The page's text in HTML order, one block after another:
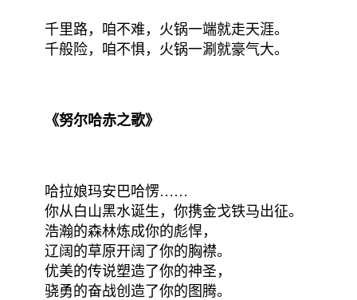
千里路，咱不难，火锅一端就走天涯。
千般险，咱不惧，火锅一涮就豪气大。
《努尔哈赤之歌》
哈拉娘玛安巴哈愣……
你从白山黑水诞生，你携金戈铁马出征。
浩瀚的森林炼成你的彪悍，
辽阔的草原开阔了你的胸襟。
优美的传说塑造了你的神圣，
骁勇的奋战创造了你的图腾。